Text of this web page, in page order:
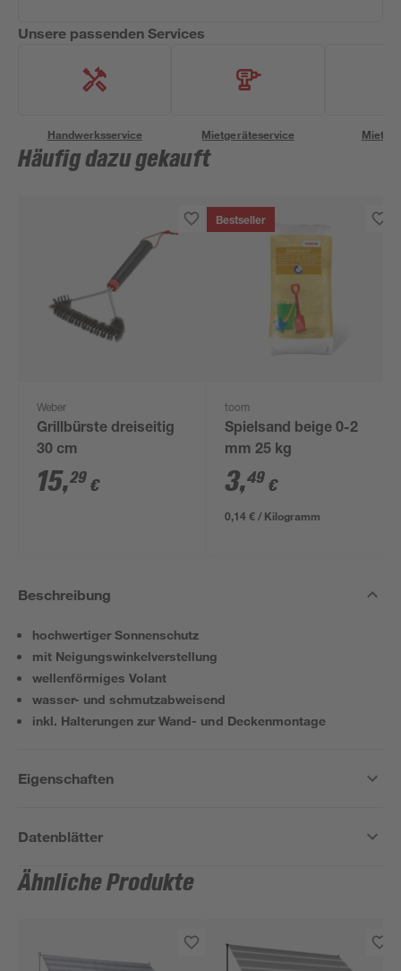
Unsere passenden Services
Handwerksservice Mietgeräteservice
Häufig dazu gekauft
Weber
Grillbürste dreiseitig
30 cm
15,29 €
Bestseller
toom
Spielsand beige 0-2
mm 25 kg
3,49 €
0,14 € / Kilogramm
Beschreibung
hochwertiger Sonnenschutz
mit Neigungswinkelverstellung
wellenförmiges Volant
wasser- und schmutzabweisend
inkl. Halterungen zur Wand- und Deckenmontage
Eigenschaften
Datenblätter
Ähnliche Produkte